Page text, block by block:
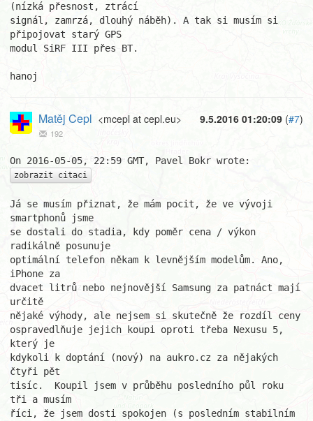
(nízká přesnost, ztrácí
signál, zamrzá, dlouhý náběh). A tak si musím si
připojovat starý GPS
modul SiRF III přes BT.
hanoj
9.5.2016 01:20:09 (#7)
Matěj Cepl <mcepl at cepl.eu>
192
zobrazit citaci
Já se musím přiznat, že mám pocit, že ve vývoji
smartphonů jsme
se dostali do stadia, kdy poměr cena / výkon
radikálně posunuje
optimální telefon někam k levnějším modelům. Ano,
iPhone za
dvacet litrů nebo nejnovější Samsung za patnáct mají
určitě
nějaké výhody, ale nejsem si skutečně že rozdíl ceny
ospravedlňuje jejich koupi oproti třeba Nexusu 5,
který je
kdykoli k doptání (nový) na aukro.cz za nějakých
čtyři pět
tisíc.  Koupil jsem v průběhu posledního půl roku
tři a musím
říci, že jsem dosti spokojen (s posledním stabilním